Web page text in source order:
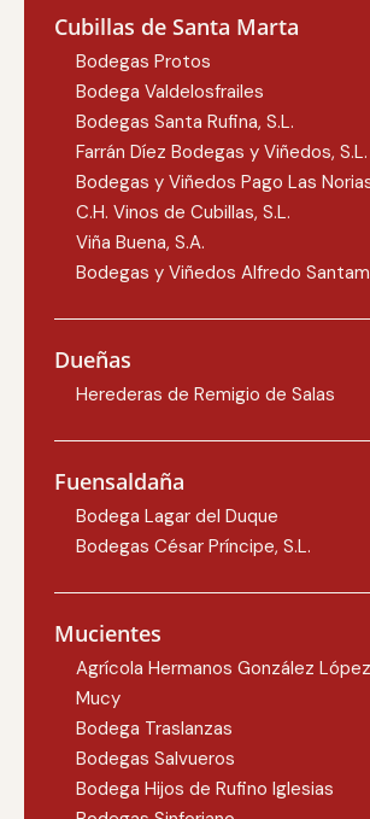
Cubillas de Santa Marta
Bodegas Protos
Bodega Valdelosfrailes
Bodegas Santa Rufina, S.L.
Farrán Díez Bodegas y Viñedos, S.L.
Bodegas y Viñedos Pago Las
C.H. Vinos de Cubillas, S.L.
Viña Buena, S.A.
Bodegas y Viñedos Alfredo
Dueñas
Herederas de Remigio de Salas
Fuensaldaña
Bodega Lagar del Duque
Bodegas César Príncipe, S.L.
Mucientes
Agrícola Hermanos González
Mucy
Bodega Traslanzas
Bodegas Salvueros
Bodega Hijos de Rufino Iglesias